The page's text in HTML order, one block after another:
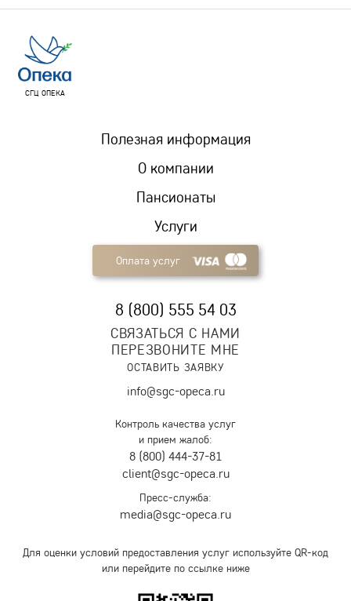
СГЦ ОПЕКА
Пансионаты
Услуги
Полезная информация
О компании
Оплата услуг
8 (800) 555 54 03
СВЯЗАТЬСЯ С НАМИ
ПЕРЕЗВОНИТЕ МНЕ
ОСТАВИТЬ ЗАЯВКУ
info@sgc-opeca.ru
Контроль качества услуг
и прием жалоб:
8 (800) 444-37-81
client@sgc-opeca.ru
Пресс-служба:
media@sgc-opeca.ru
Для оценки условий предоставления услуг используйте QR-код
или перейдите по ссылке ниже